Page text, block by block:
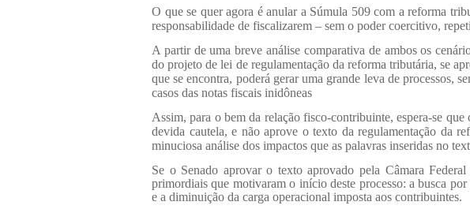
O que se quer agora é anular a Súmula 509 com a reforma
responsabilidade de fiscalizarem – sem o poder coercitivo,
A partir de uma breve análise comparativa de ambos os
do projeto de lei de regulamentação da reforma tributária, se
que se encontra, poderá gerar uma grande leva de processos,
casos das notas fiscais inidôneas
Assim, para o bem da relação fisco-contribuinte, espera-se que
devida cautela, e não aprove o texto da regulamentação da
minuciosa análise dos impactos que as palavras inseridas no
Se o Senado aprovar o texto aprovado pela Câmara
primordiais que motivaram o início deste processo: a busca
e a diminuição da carga operacional imposta aos contribuintes.